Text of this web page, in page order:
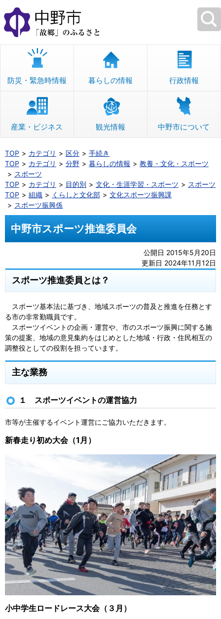
本
文
へ
移
防災・緊急時情報 暮らしの情報 行政情報
産業・ビジネス 観光情報 中野市について
TOP カテゴリ 区分
手続き
TOP
カテゴリ 分野 暮らしの情報
教養・文化・スポーツ
スポーツ
TOP
カテゴリ 目的別 文化・生涯学習・スポーツ
スポーツ
TOP
組織 くらしと文化部
文化スポーツ振興課
スポーツ振興係
中野市スポーツ推進委員会
公開日 2015年5月20日
更新日 2024年11月12日
スポーツ推進委員とは？
スポーツ基本法に基づき、地域スポーツの普及と推進を任務とす
る市の非常勤職員です。
スポーツイベントの企画・運営や、市のスポーツ振興に関する施
策の提案、地域の意見集約をはじめとした地域・行政・住民相互の
調整役としての役割を担っています。
主な業務
１ スポーツイベントの運営協力
市等が主催するイベント運営にご協力いただきます。
新春走り初め大会（1月）
小中学生ロードレース大会（３月）